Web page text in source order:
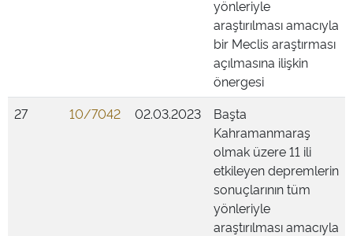
yönleriyle
araştırılması amacıyla
bir Meclis araştırması
açılmasına ilişkin
önergesi
27
10/7042 02.03.2023
Başta
Kahramanmaraş
olmak üzere 11 ili
etkileyen depremlerin
sonuçlarının tüm
yönleriyle
araştırılması amacıyla